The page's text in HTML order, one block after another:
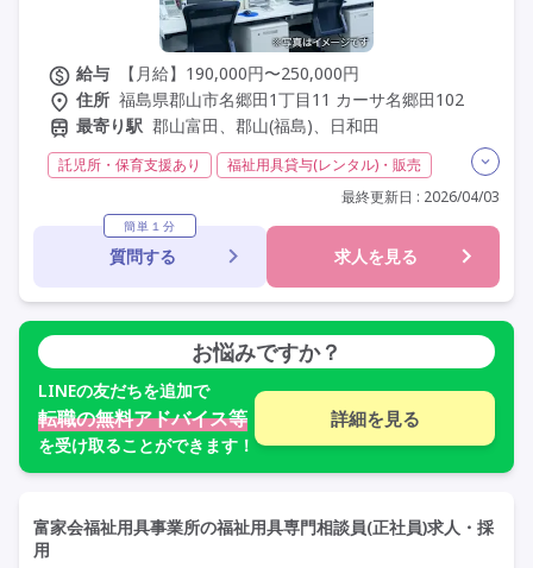
給与
【月給】190,000円〜250,000円
住所 福島県郡山市名郷田1丁目11 カーサ名郷田102
最寄り駅 郡山富田、郡山(福島)、日和田
託児所・保育支援あり
福祉用具貸与(レンタル)・販売
日勤のみ
夜勤なし
残業月20時間以内
社会保険完備
交通費支給
学歴不問
未経験歓迎
車通勤可
最終更新日 : 2026/04/03
簡単１分
質問する 求人を見る
お悩みですか？
LINEの友だちを追加で
転職の無料アドバイス等
を受け取ることができます！
詳細を見る
富家会福祉用具事業所の福祉用具専門相談員(正社員)求人・採
用